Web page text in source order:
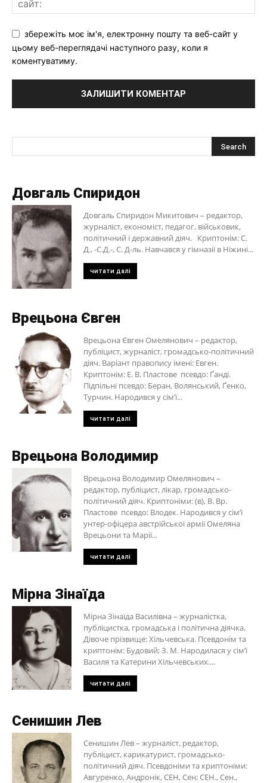
збережіть моє ім'я, електронну пошту та веб-сайт у
цьому веб-переглядачі наступного разу, коли я
коментуватиму.
Довгаль Спиридон
Довгаль Спиридон Микитович – редактор,
журналіст, економіст, педагог, військовик,
політичний і державний діяч. Криптонім: С.
Д., -С.Д.-, С. Д-ль. Навчався у гімназії в Ніжині...
читати далі
Врецьона Євген
Врецьона Євген Омелянович – редактор,
публіцист, журналіст, громадсько-політичний
діяч. Варіант правопису імені: Евген.
Криптонім: Е. В. Пластове псевдо: Ґанді.
Підпільні псевдо: Беран, Волянський, Ґенко,
Турчин. Народився у сім’ї...
читати далі
Врецьона Володимир
Врецьона Володимир Омелянович –
редактор, публіцист, лікар, громадсько-
політичний діяч. Криптоніми: (в), В. Вр.
Пластове псевдо: Влодек. Народився у сім’ї
унтер-офіцера австрійської армії Омеляна
Врецьони та Марії...
читати далі
Мірна Зінаїда
Мірна Зінаїда Василівна – журналістка,
публіцистка, громадська і політична діячка.
Дівоче прізвище: Хільчевська. Псевдонім та
криптонім: Будовий; З. М. Народилася у сім’ї
Василя та Катерини Хільчевських....
читати далі
Сенишин Лев
Сенишин Лев – журналіст, редактор,
публіцист, карикатурист, громадсько-
політичний діяч. Псевдоніми та криптоніми:
Авгуренко, Андронік, СЕН, Сен; СЕН., Сен.,